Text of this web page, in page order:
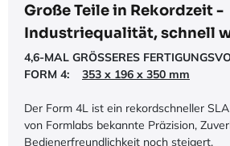
Große Teile in Rekordzeit -
Industriequalität, schnell
4,6-MAL GRÖSSERES
FORM 4: 353 x 196 x 350 mm
Der Form 4L ist ein rekordschneller
von Formlabs bekannte Präzision,
Bedienerfreundlichkeit noch steigert.